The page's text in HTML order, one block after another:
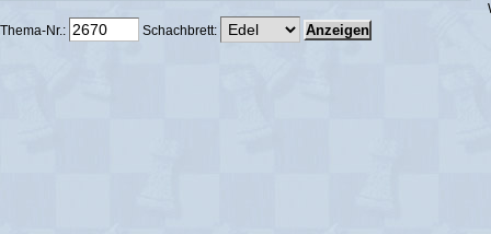
Thema-Nr.:
Schachbrett: